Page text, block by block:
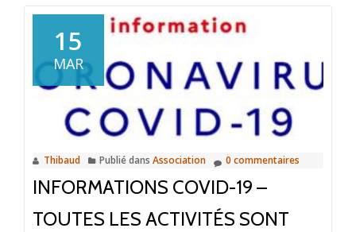
bilan
perspectives
2019-
2020
15
MAR
Thibaud Publié dans Association 0 commentaires
INFORMATIONS COVID-19 –
TOUTES LES ACTIVITÉS SONT